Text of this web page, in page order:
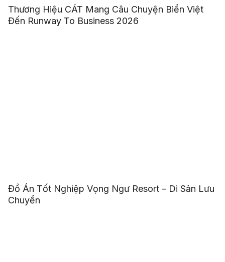
Thương Hiệu CÁT Mang Câu Chuyện Biển Việt
Đến Runway To Business 2026
Đồ Án Tốt Nghiệp Vọng Ngư Resort – Di Sản Lưu
Chuyển